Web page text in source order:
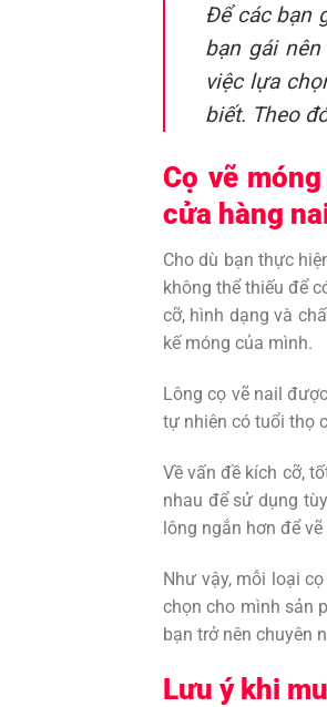
Để các bạn
bạn gái
việc lựa
biết. Theo
Cọ vẽ
cửa hàng
Cho dù bạn thực
không thể thiếu để
cỡ, hình dạng và
kế móng của mình.
Lông cọ vẽ nail
tự nhiên có tuổi thọ
Về vấn đề kích cỡ,
nhau để sử dụng
lông ngắn hơn để
Như vậy, mỗi loại
chọn cho mình sản
bạn trở nên chuyên
Lưu ý khi